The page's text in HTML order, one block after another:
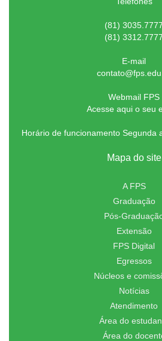
(81) 3035.7777
(81) 3312.7777
E-mail
Webmail FPS
Acesse aqui o seu
Horário de funcionamento Segunda
Mapa do site
A FPS
Graduação
Pós-
Extensão
FPS Digital
Egressos
Núcleos e
Notícias
Atendimento
Área do
Área do